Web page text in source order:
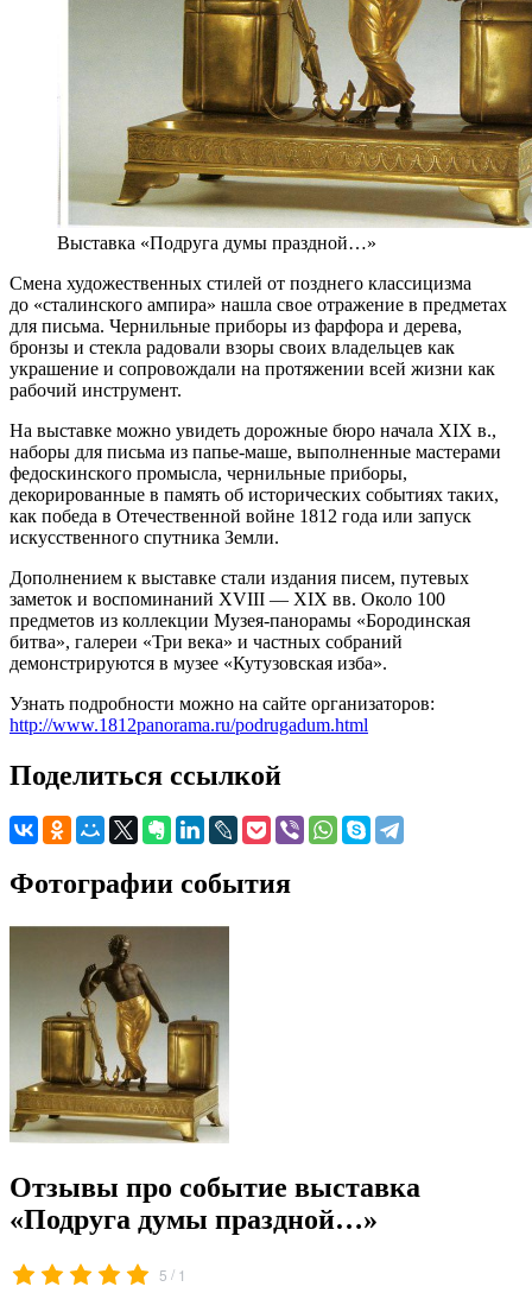
Выставка «Подруга думы праздной…»
Смена художественных стилей от позднего классицизма
до «сталинского ампира» нашла свое отражение в предметах
для письма. Чернильные приборы из фарфора и дерева,
бронзы и стекла радовали взоры своих владельцев как
украшение и сопровождали на протяжении всей жизни как
рабочий инструмент.
На выставке можно увидеть дорожные бюро начала XIX в.,
наборы для письма из папье-маше, выполненные мастерами
федоскинского промысла, чернильные приборы,
декорированные в память об исторических событиях таких,
как победа в Отечественной войне 1812 года или запуск
искусственного спутника Земли.
Дополнением к выставке стали издания писем, путевых
заметок и воспоминаний XVIII — XIX вв. Около 100
предметов из коллекции Музея-панорамы «Бородинская
битва», галереи «Три века» и частных собраний
демонстрируются в музее «Кутузовская изба».
Узнать подробности можно на сайте организаторов:
http://www.1812panorama.ru/podrugadum.html
Поделиться ссылкой
Фотографии события
Отзывы про событие выставка
«Подруга думы праздной…»
5 / 1